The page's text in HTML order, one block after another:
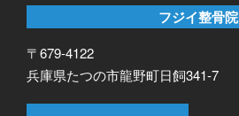
フジイ整骨院
〒679-4122
兵庫県たつの市龍野町日飼341-7